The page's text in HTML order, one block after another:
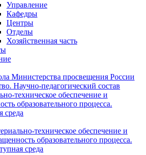
Управление
Кафедры
Центры
Отделы
Хозяйственная часть
Министерства просвещения России
Научно-педагогический состав
техническое обеспечение и
образовательного процесса.
среда
техническое обеспечение и
образовательного процесса.
среда